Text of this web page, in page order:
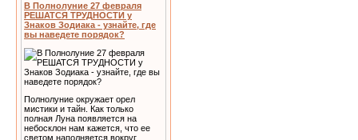
В Полнолуние 27 февраля
РЕШАТСЯ ТРУДНОСТИ у
Знаков Зодиака - узнайте, где
вы наведете порядок?
Полнолуние окружает орел
мистики и тайн. Как только
полная Луна появляется на
небосклон нам кажется, что ее
светом наполняется вокруг